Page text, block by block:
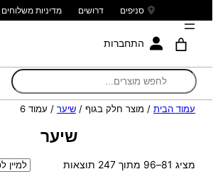
סניפים דרושים מדיניות משלוחים
התחברות
עמוד הבית / מוצר חלק בגוף / שיער / עמוד 6
שיער
מציג 81–96 מתוך 247 תוצאות
ממוין